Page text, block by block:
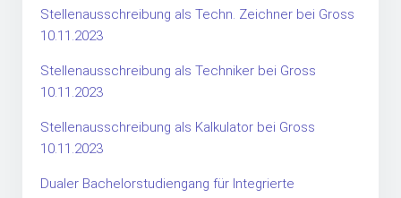
Stellenausschreibung als Techn. Zeichner bei Gross
10.11.2023
Stellenausschreibung als Techniker bei Gross
10.11.2023
Stellenausschreibung als Kalkulator bei Gross
10.11.2023
Dualer Bachelorstudiengang für Integrierte